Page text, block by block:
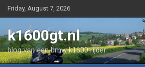
Skip
to
Friday, August 7, 2026
k1600gt.nl
blog van een bmw k1600 rijder